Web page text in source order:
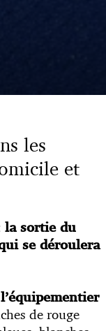
les
et
la sortie du
se déroulera
de rouge